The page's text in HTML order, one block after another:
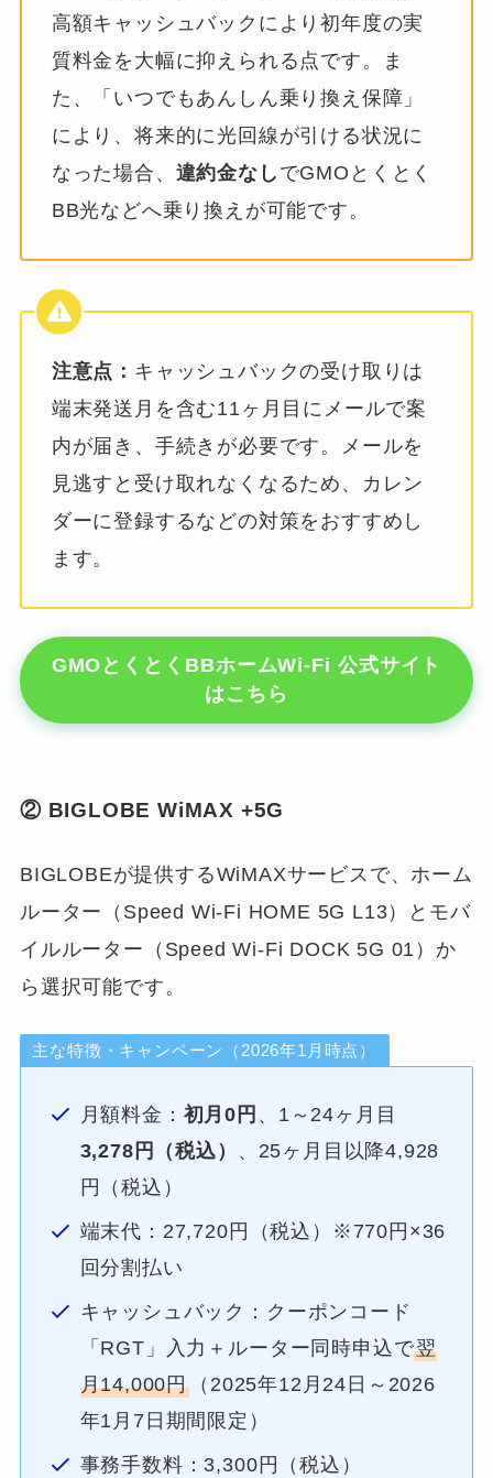
高額キャッシュバックにより初年度の実
質料金を大幅に抑えられる点です。ま
た、「いつでもあんしん乗り換え保障」
により、将来的に光回線が引ける状況に
なった場合、 違約金なし でGMOとくとく
BB光などへ乗り換えが可能です。
注意点： キャッシュバックの受け取りは
端末発送月を含む11ヶ月目にメールで案
内が届き、手続きが必要です。メールを
見逃すと受け取れなくなるため、カレン
ダーに登録するなどの対策をおすすめし
ます。
GMOとくとくBBホームWi-Fi 公式サイト
はこちら
② BIGLOBE WiMAX +5G
BIGLOBEが提供するWiMAXサービスで、ホーム
ルーター（Speed Wi-Fi HOME 5G L13）とモバ
イルルーター（Speed Wi-Fi DOCK 5G 01）か
ら選択可能です。
主な特徴・キャンペーン（2026年1月時点）
月額料金： 初月0円 、1～24ヶ月目
3,278円（税込）
、25ヶ月目以降4,928
円（税込）
端末代：27,720円（税込）※770円×36
回分割払い
キャッシュバック：クーポンコード
「RGT」入力＋ルーター同時申込で翌
月14,000円 （2025年12月24日～2026
年1月7日期間限定）
事務手数料：3,300円（税込）